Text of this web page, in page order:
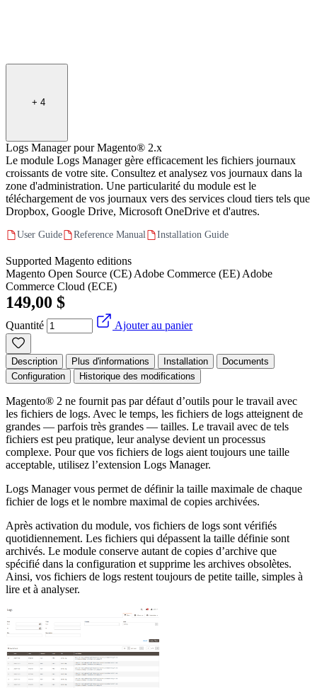
+ 4
Logs Manager pour Magento® 2.x
Le module Logs Manager gère efficacement les fichiers journaux
croissants de votre site. Consultez et analysez vos journaux dans la
zone d'administration. Une particularité du module est le
téléchargement de vos journaux vers des services cloud tiers tels que
Dropbox, Google Drive, Microsoft OneDrive et d'autres.
User Guide Reference Manual Installation Guide
Supported Magento editions
Magento Open Source (CE) Adobe Commerce (EE) Adobe
Commerce Cloud (ECE)
149,00 $
Quantité Ajouter au panier
Description Plus d'informations Installation
Documents
Configuration
Historique des modifications
Magento® 2 ne fournit pas par défaut d’outils pour le travail avec
les fichiers de logs. Avec le temps, les fichiers de logs atteignent de
grandes — parfois très grandes — tailles. Le travail avec de tels
fichiers est peu pratique, leur analyse devient un processus
complexe. Pour que vos fichiers de logs aient toujours une taille
acceptable, utilisez l’extension Logs Manager.
Logs Manager vous permet de définir la taille maximale de chaque
fichier de logs et le nombre maximal de copies archivées.
Après activation du module, vos fichiers de logs sont vérifiés
quotidiennement. Les fichiers qui dépassent la taille définie sont
archivés. Le module conserve autant de copies d’archive que
spécifié dans la configuration et supprime les archives obsolètes.
Ainsi, vos fichiers de logs restent toujours de petite taille, simples à
lire et à analyser.